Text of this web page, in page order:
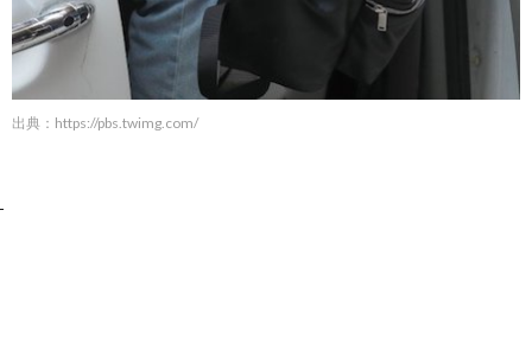
出典： https://pbs.twimg.com/